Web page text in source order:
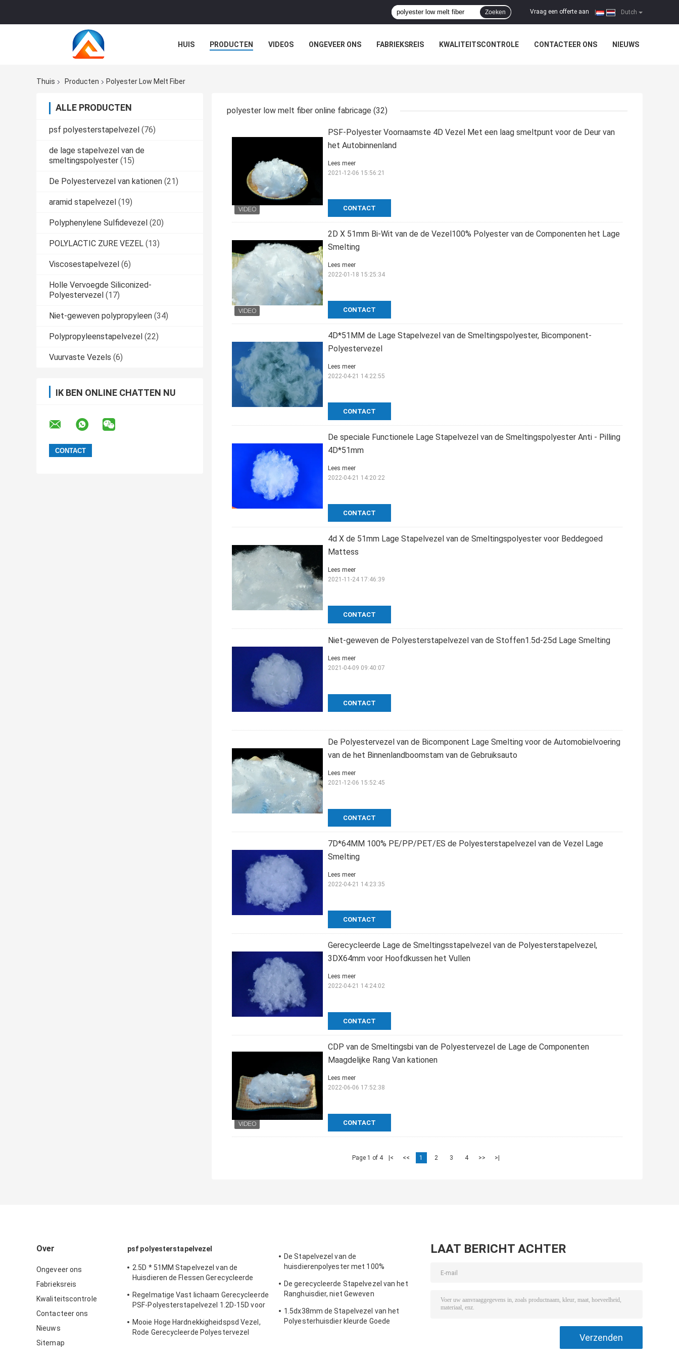
Dutch
Vraag een offerte aan
Zoeken
HUIS PRODUCTEN VIDEOS ONGEVEER ONS FABRIEKSREIS KWALITEITSCONTROLE CONTACTEER ONS NIEUWS
Thuis
Producten Polyester Low Melt Fiber
ALLE PRODUCTEN
psf polyesterstapelvezel (76)
de lage stapelvezel van de
smeltingspolyester (15)
De Polyestervezel van kationen (21)
aramid stapelvezel (19)
Polyphenylene Sulfidevezel (20)
POLYLACTIC ZURE VEZEL (13)
Viscosestapelvezel (6)
Holle Vervoegde Siliconized-
Polyestervezel (17)
Niet-geweven polypropyleen (34)
Polypropyleenstapelvezel (22)
Vuurvaste Vezels (6)
IK BEN ONLINE CHATTEN NU
polyester low melt fiber online fabricage (32)
PSF-Polyester Voornaamste 4D Vezel Met een laag smeltpunt voor de Deur van
het Autobinnenland
CONTACT
Lees meer
2021-12-06 15:56:21
2D X 51mm Bi-Wit van de de Vezel100% Polyester van de Componenten het Lage
Smelting
CONTACT
Lees meer
2022-01-18 15:25:34
4D*51MM de Lage Stapelvezel van de Smeltingspolyester, Bicomponent-
Polyestervezel
CONTACT
Lees meer
2022-04-21 14:22:55
De speciale Functionele Lage Stapelvezel van de Smeltingspolyester Anti - Pilling
4D*51mm
CONTACT
Lees meer
2022-04-21 14:20:22
4d X de 51mm Lage Stapelvezel van de Smeltingspolyester voor Beddegoed
Mattess
CONTACT
Lees meer
2021-11-24 17:46:39
Niet-geweven de Polyesterstapelvezel van de Stoffen1.5d-25d Lage Smelting
CONTACT
Lees meer
2021-04-09 09:40:07
De Polyestervezel van de Bicomponent Lage Smelting voor de Automobielvoering
van de het Binnenlandboomstam van de Gebruiksauto
CONTACT
Lees meer
2021-12-06 15:52:45
7D*64MM 100% PE/PP/PET/ES de Polyesterstapelvezel van de Vezel Lage
Smelting
CONTACT
Lees meer
2022-04-21 14:23:35
Gerecycleerde Lage de Smeltingsstapelvezel van de Polyesterstapelvezel,
3DX64mm voor Hoofdkussen het Vullen
CONTACT
Lees meer
2022-04-21 14:24:02
CDP van de Smeltingsbi van de Polyestervezel de Lage de Componenten
Maagdelijke Rang Van kationen
CONTACT
Lees meer
2022-06-06 17:52:38
Page 1 of 4 |< << 1 2 3 4 >> >|
Over
Ongeveer ons
Fabrieksreis
Kwaliteitscontrole
Contacteer ons
Nieuws
Sitemap
psf polyesterstapelvezel
2.5D * 51MM Stapelvezel van de
Huisdieren de Flessen Gerecycleerde
Spinnen
Regelmatige Vast lichaam Gerecycleerde
PSF-Polyesterstapelvezel 1.2D-15D voor
Mooie Hoge Hardnekkigheidspsd Vezel,
Rode Gerecycleerde Polyestervezel
De Stapelvezel van de
huisdierenpolyester met 100%
HUISDIERENfles
De gerecycleerde Stapelvezel van het
Ranghuisdier, niet Geweven
1.5dx38mm de Stapelvezel van het
Polyesterhuisdier kleurde Goede
LAAT BERICHT ACHTER